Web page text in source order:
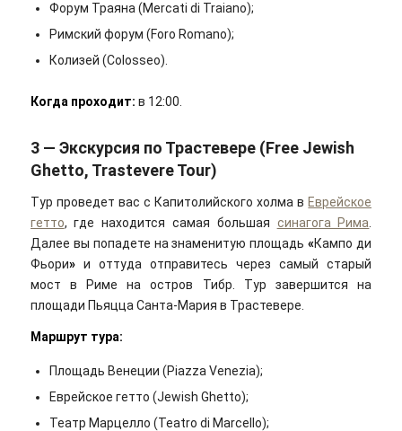
Форум Траяна (Mercati di Traiano);
Римский форум (Foro Romano);
Колизей (Colosseo).
Когда проходит: в 12:00.
3 — Экскурсия по Трастевере (Free Jewish
Ghetto, Trastevere Tour)
Тур проведет вас с Капитолийского холма в Еврейское
гетто, где находится самая большая синагога Рима
Далее вы попадете на знаменитую площадь«Кампо ди
Фьори»и оттуда отправитесь через самый старый
мост в Риме на остров Тибр. Тур завершится на
площади Пьяцца Санта-Мария в Трастевере.
Маршрут тура:
Площадь Венеции (Piazza Venezia);
Еврейское гетто (Jewish Ghetto);
Театр Марцелло (Teatro di Marcello);